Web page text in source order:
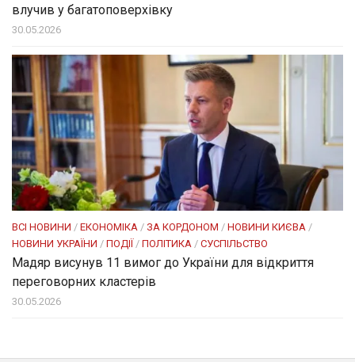
влучив у багатоповерхівку
30.05.2026
ВСІ НОВИНИ / ЕКОНОМІКА / ЗА КОРДОНОМ / НОВИНИ КИЄВА /
НОВИНИ УКРАЇНИ / ПОДІЇ / ПОЛІТИКА / СУСПІЛЬСТВО
Мадяр висунув 11 вимог до України для відкриття
переговорних кластерів
30.05.2026